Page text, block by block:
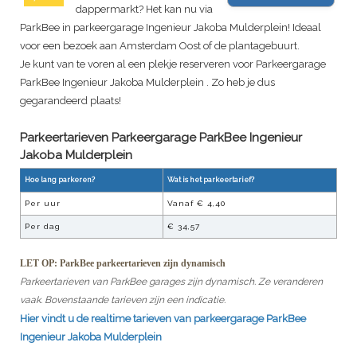
dappermarkt? Het kan nu via
ParkBee in parkeergarage Ingenieur Jakoba Mulderplein! Ideaal
voor een bezoek aan Amsterdam Oost of de plantagebuurt.
Je kunt van te voren al een plekje reserveren voor Parkeergarage
ParkBee Ingenieur Jakoba Mulderplein
. Zo heb je dus
gegarandeerd plaats!
Parkeertarieven Parkeergarage ParkBee Ingenieur
Jakoba Mulderplein
Hoe lang parkeren? Wat is het parkeertarief?
Per uur Vanaf € 4,40
Per dag € 34,57
LET OP: ParkBee parkeertarieven zijn dynamisch
Parkeertarieven van ParkBee garages zijn dynamisch. Ze veranderen
vaak. Bovenstaande tarieven zijn een indicatie.
Hier vindt u de realtime tarieven van parkeergarage ParkBee
Ingenieur Jakoba Mulderplein